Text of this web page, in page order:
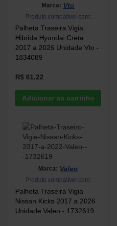
Marca: Vto
Produto compatível com:
Palheta Traseira Vigia
Hibrida Hyundai Creta
2017 a 2026 Unidade Vto -
1834089
R$ 61,22
Marca: Valeo
Produto compatível com:
Palheta Traseira Vigia
Nissan Kicks 2017 a 2026
Unidade Valeo - 1732619